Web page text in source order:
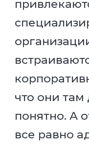
что они там
понятно. А
все равно